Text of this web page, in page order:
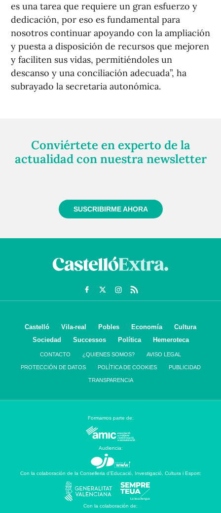
es una tarea que requiere un gran esfuerzo y
dedicación, por eso es fundamental para
nosotros continuar apoyando con la ampliación
y puesta a disposición de recursos que mejoren
y faciliten sus vidas, permitiéndoles un
descanso y una conciliación adecuada”, ha
subrayado la secretaria autonómica.
Conviértete en experto de la
actualidad con nuestra newsletter
SUSCRIBIRME AHORA
Castelló Vila-real Pobles Economía
Cultura
Sociedad
Successos Política Hemeroteca
CONTACTO ¿QUIENES SOMOS? AVISO LEGAL
PROTECCIÓN DE DATOS POLÍTICA DE COOKIES PUBLICIDAD
TRANSPARENCIA
Formamos parte de:
Audiencia:
Con la colaboración de la Conselleria d’Educació, Investigació, Cultura i Esport:
Con la colaboración de: